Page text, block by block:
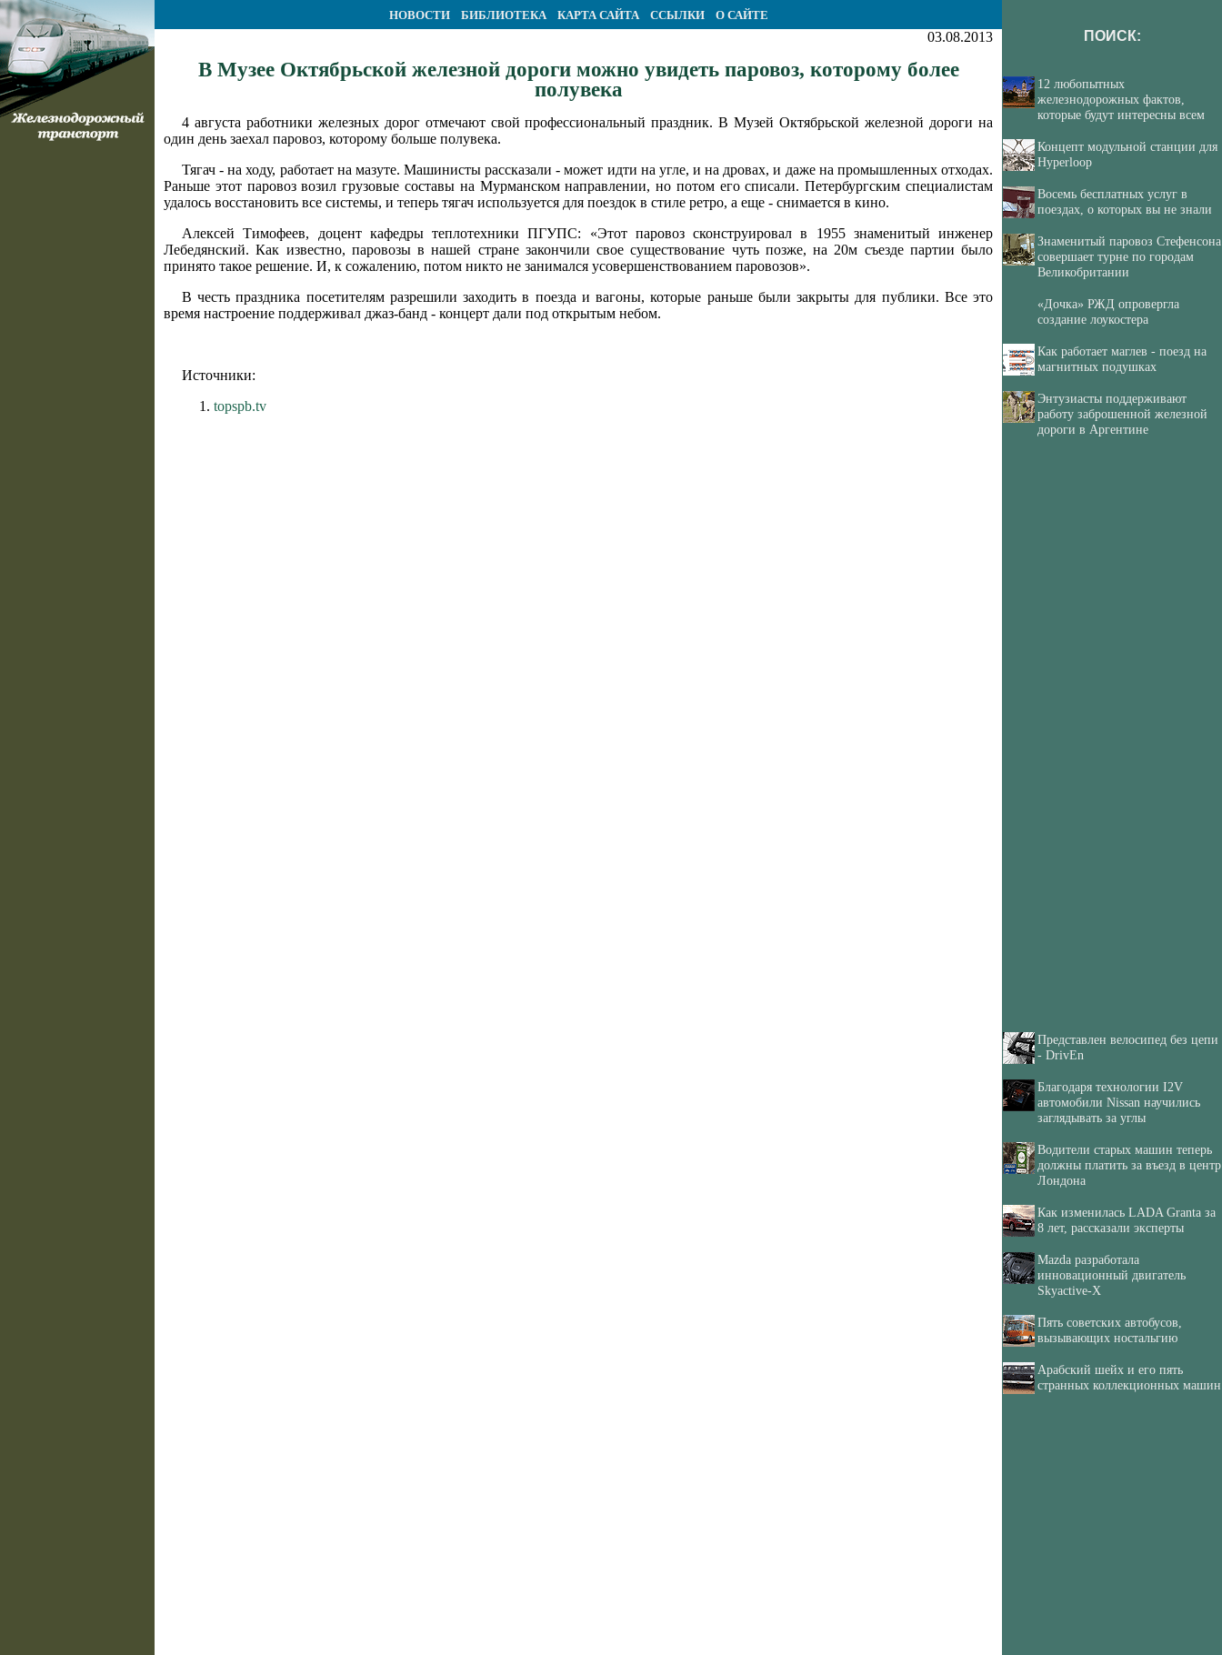
НОВОСТИ БИБЛИОТЕКА КАРТА САЙТА ССЫЛКИ О САЙТЕ
03.08.2013
В Музее Октябрьской железной дороги можно увидеть паровоз, которому более
полувека
4 августа работники железных дорог отмечают свой профессиональный праздник. В Музей Октябрьской железной дороги на
один день заехал паровоз, которому больше полувека.
Тягач - на ходу, работает на мазуте. Машинисты рассказали - может идти на угле, и на дровах, и даже на промышленных отходах.
Раньше этот паровоз возил грузовые составы на Мурманском направлении, но потом его списали. Петербургским специалистам
удалось восстановить все системы, и теперь тягач используется для поездок в стиле ретро, а еще - снимается в кино.
Алексей Тимофеев, доцент кафедры теплотехники ПГУПС: «Этот паровоз сконструировал в 1955 знаменитый инженер
Лебедянский. Как известно, паровозы в нашей стране закончили свое существование чуть позже, на 20м съезде партии было
принято такое решение. И, к сожалению, потом никто не занимался усовершенствованием паровозов».
В честь праздника посетителям разрешили заходить в поезда и вагоны, которые раньше были закрыты для публики. Все это
время настроение поддерживал джаз-банд - концерт дали под открытым небом.
Источники:
topspb.tv
ПОИСК:
12 любопытных
железнодорожных фактов,
которые будут интересны всем
Концепт модульной станции для
Hyperloop
Восемь бесплатных услуг в
поездах, о которых вы не знали
Знаменитый паровоз Стефенсона
совершает турне по городам
Великобритании
«Дочка» РЖД опровергла
создание лоукостера
Как работает маглев - поезд на
магнитных подушках
Энтузиасты поддерживают
работу заброшенной железной
дороги в Аргентине
Представлен велосипед без цепи
- DrivEn
Благодаря технологии I2V
автомобили Nissan научились
заглядывать за углы
Водители старых машин теперь
должны платить за въезд в центр
Лондона
Как изменилась LADA Granta за
8 лет, рассказали эксперты
Mazda разработала
инновационный двигатель
Skyactive-X
Пять советских автобусов,
вызывающих ностальгию
Арабский шейх и его пять
странных коллекционных машин